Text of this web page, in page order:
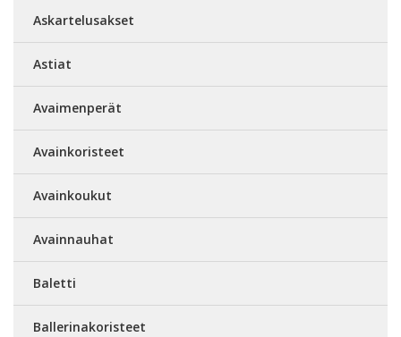
Askartelusakset
Astiat
Avaimenperät
Avainkoristeet
Avainkoukut
Avainnauhat
Baletti
Ballerinakoristeet